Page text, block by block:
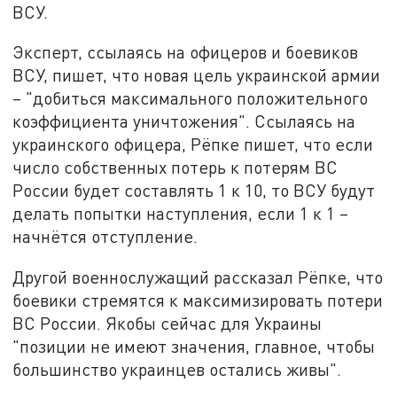
ВСУ.
Эксперт, ссылаясь на офицеров и боевиков
ВСУ, пишет, что новая цель украинской армии
– "добиться максимального положительного
коэффициента уничтожения". Ссылаясь на
украинского офицера, Рёпке пишет, что если
число собственных потерь к потерям ВС
России будет составлять 1 к 10, то ВСУ будут
делать попытки наступления, если 1 к 1 –
начнётся отступление.
Другой военнослужащий рассказал Рёпке, что
боевики стремятся к максимизировать потери
ВС России. Якобы сейчас для Украины
"позиции не имеют значения, главное, чтобы
большинство украинцев остались живы".